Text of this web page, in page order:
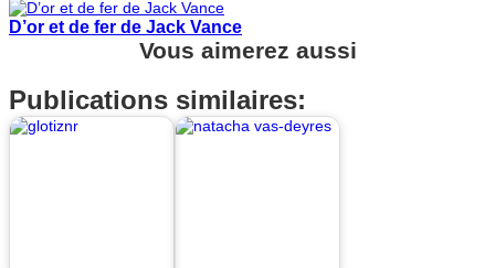
D’or et de fer de Jack Vance
Vous aimerez aussi
Publications similaires: